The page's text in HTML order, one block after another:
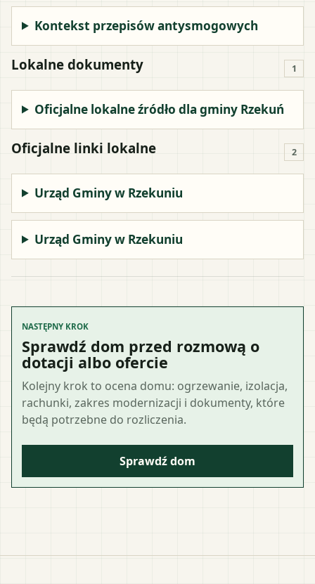
Kontekst przepisów antysmogowych
Lokalne dokumenty 1
Oficjalne lokalne źródło dla gminy Rzekuń
Oficjalne linki lokalne 2
Urząd Gminy w Rzekuniu
Urząd Gminy w Rzekuniu
NASTĘPNY KROK
Sprawdź dom przed rozmową o
dotacji albo ofercie
Kolejny krok to ocena domu: ogrzewanie, izolacja,
rachunki, zakres modernizacji i dokumenty, które
będą potrzebne do rozliczenia.
Sprawdź dom